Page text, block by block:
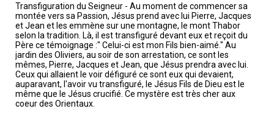
Transfiguration du Seigneur - Au moment de commencer sa
montée vers sa Passion, Jésus prend avec lui Pierre, Jacques
et Jean et les emmène sur une montagne, le mont Thabor
selon la tradition. Là, il est transfiguré devant eux et reçoit du
Père ce témoignage :" Celui-ci est mon Fils bien-aimé." Au
jardin des Oliviers, au soir de son arrestation, ce sont les
mêmes, Pierre, Jacques et Jean, que Jésus prendra avec lui.
Ceux qui allaient le voir défiguré ce sont eux qui devaient,
auparavant, l'avoir vu transfiguré, le Jésus Fils de Dieu est le
même que le Jésus crucifié. Ce mystère est très cher aux
coeur des Orientaux.